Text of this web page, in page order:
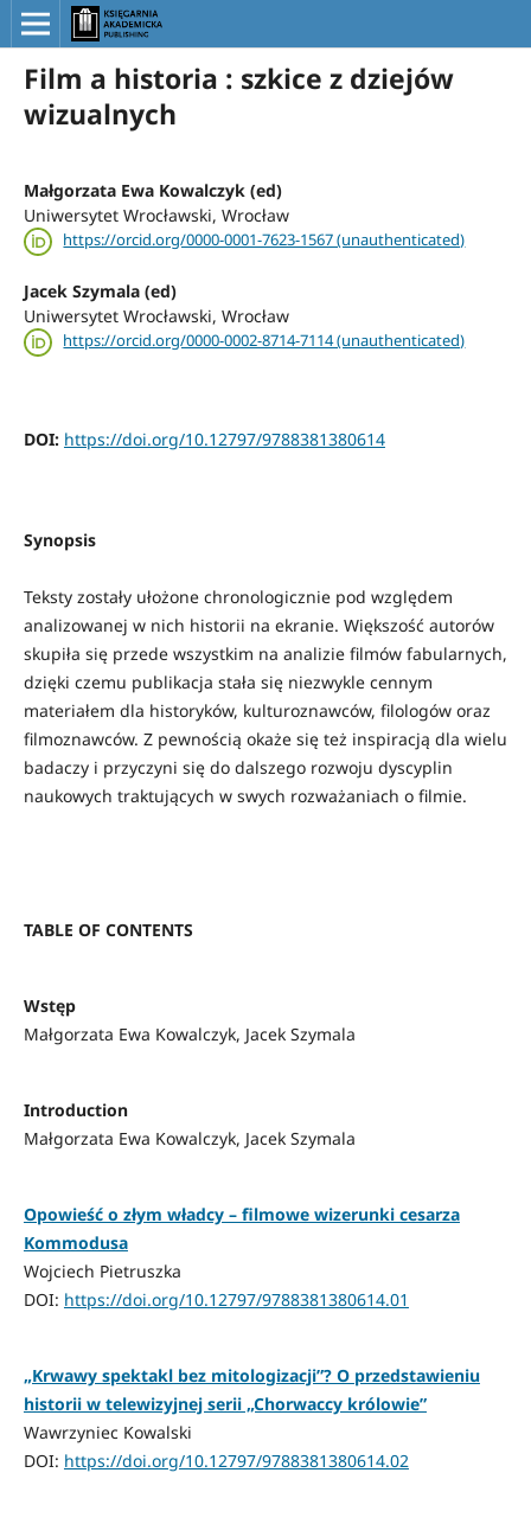
Film a historia : szkice z dziejów
wizualnych
Małgorzata Ewa Kowalczyk (ed)
Uniwersytet Wrocławski, Wrocław
https://orcid.org/0000-0001-7623-1567 (unauthenticated)
Jacek Szymala (ed)
Uniwersytet Wrocławski, Wrocław
https://orcid.org/0000-0002-8714-7114 (unauthenticated)
DOI: https://doi.org/10.12797/9788381380614
Synopsis
Teksty zostały ułożone chronologicznie pod względem
analizowanej w nich historii na ekranie. Większość autorów
skupiła się przede wszystkim na analizie filmów fabularnych,
dzięki czemu publikacja stała się niezwykle cennym
materiałem dla historyków, kulturoznawców, filologów oraz
filmoznawców. Z pewnością okaże się też inspiracją dla wielu
badaczy i przyczyni się do dalszego rozwoju dyscyplin
naukowych traktujących w swych rozważaniach o filmie.
TABLE OF CONTENTS
Wstęp
Małgorzata Ewa Kowalczyk, Jacek Szymala
Introduction
Małgorzata Ewa Kowalczyk, Jacek Szymala
Opowieść o złym władcy – filmowe wizerunki cesarza
Kommodusa
Wojciech Pietruszka
DOI: https://doi.org/10.12797/9788381380614.01
„Krwawy spektakl bez mitologizacji”? O przedstawieniu
historii w telewizyjnej serii „Chorwaccy królowie”
Wawrzyniec Kowalski
DOI: https://doi.org/10.12797/9788381380614.02